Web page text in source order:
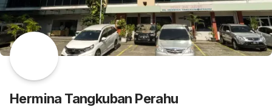
Hermina Tangkuban Perahu